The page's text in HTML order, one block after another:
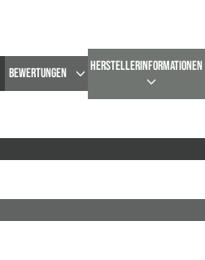
BEWERTUNGEN HERSTELLERINFORMATIONEN